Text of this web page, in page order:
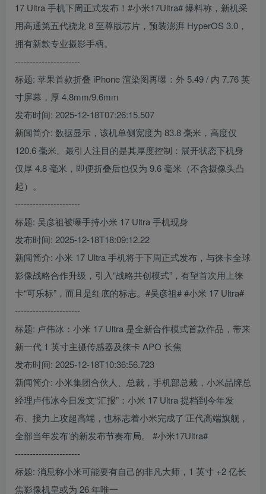
17 Ultra 手机下周正式发布！#小米17Ultra# 爆料称，新机采
用高通第五代骁龙 8 至尊版芯片，预装澎湃 HyperOS 3.0，
拥有新款专业摄影手柄。
----------------------
标题: 苹果首款折叠 iPhone 渲染图再曝：外 5.49 / 内 7.76 英
寸屏幕，厚 4.8mm/9.6mm
发布时间: 2025-12-18T07:26:15.507
新闻简介: 数据显示，该机单侧宽度为 83.8 毫米，高度仅
120.6 毫米。最引人注目的是其厚度控制：展开状态下机身
仅厚 4.8 毫米，即便折叠后也仅为 9.6 毫米（不含摄像头凸
起）。
----------------------
标题: 吴彦祖被曝手持小米 17 Ultra 手机现身
发布时间: 2025-12-18T18:09:12.22
新闻简介: 小米 17 Ultra 手机将于下周正式发布，与徕卡全球
影像战略合作升级，引入“战略共创模式”，有望首次用上徕
卡“可乐标”，而且是红底的标志。#吴彦祖# #小米 17 Ultra#
----------------------
标题: 卢伟冰：小米 17 Ultra 是全新合作模式首款作品，带来
新一代 1 英寸主摄传感器及徕卡 APO 长焦
发布时间: 2025-12-18T10:36:56.723
新闻简介: 小米集团合伙人、总裁，手机部总裁，小米品牌总
经理卢伟冰今日发文“汇报”：小米 17 Ultra 提档到今年发
布、接力上攻超高端，也标志着小米完成了‘正代高端旗舰，
全部当年发布’的新发布节奏布局。 #小米17Ultra#
----------------------
标题: 消息称小米可能要有自己的非凡大师，1 英寸 +2 亿长
焦影像机皇或为 26 年唯一